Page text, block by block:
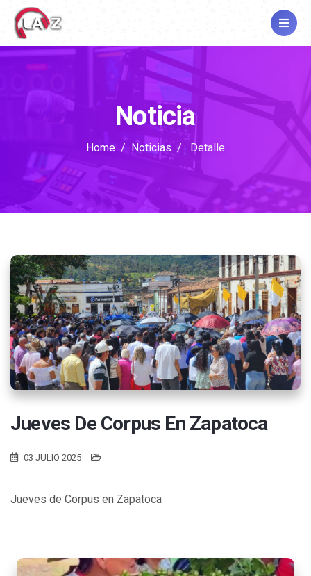
Noticia
Home Noticias Detalle
Jueves De Corpus En Zapatoca
03 JULIO 2025
Jueves de Corpus en Zapatoca